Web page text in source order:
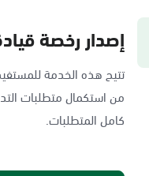
إصدار رخصة
تتيح هذه الخدمة
من استكمال متطلبات
كامل المتطلبات.